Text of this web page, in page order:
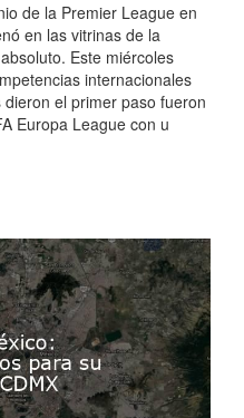
de la Premier League en
en las vitrinas de la
Este miércoles
internacionales
el primer paso fueron
Europa League con u